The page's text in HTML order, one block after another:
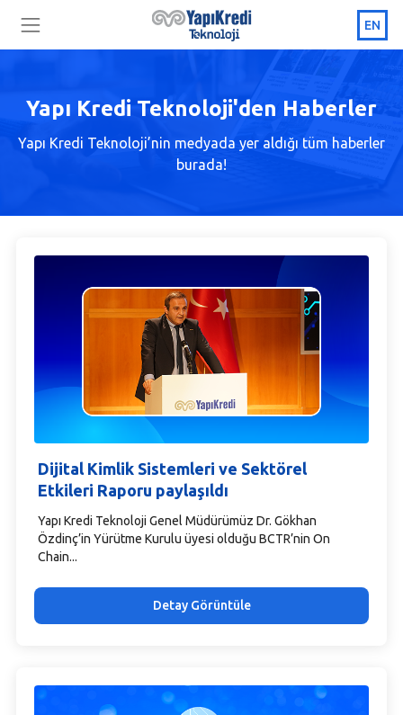
EN
Yapı Kredi Teknoloji'den Haberler
Yapı Kredi Teknoloji’nin medyada yer aldığı tüm haberler
burada!
Dijital Kimlik Sistemleri ve Sektörel
Etkileri Raporu paylaşıldı
Yapı Kredi Teknoloji Genel Müdürümüz Dr. Gökhan
Özdinç’in Yürütme Kurulu üyesi olduğu BCTR’nin On
Chain...
Detay Görüntüle